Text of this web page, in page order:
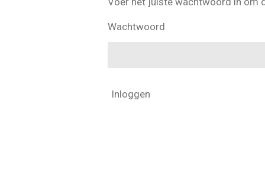
Wachtwoord
Inloggen